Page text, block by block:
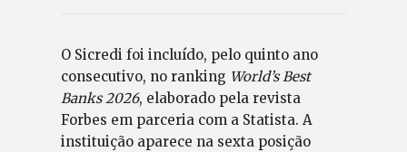
O Sicredi foi incluído, pelo quinto ano
consecutivo, no ranking World’s Best
Banks 2026, elaborado pela revista
Forbes em parceria com a Statista. A
instituição aparece na sexta posição